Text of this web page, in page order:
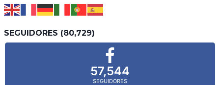
SEGUIDORES (80,729)
57,544
SEGUIDORES